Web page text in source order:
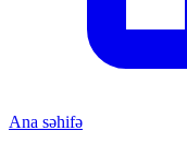
Ana səhifə